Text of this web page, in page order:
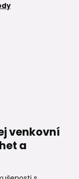
venkovní
a